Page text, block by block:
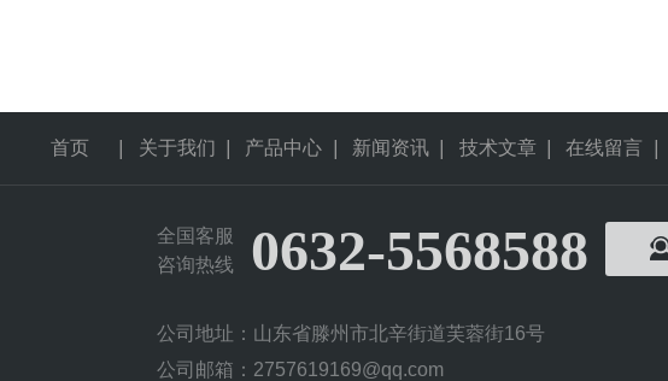
首页 关于我们 产品中心 新闻资讯 技术文章 在线留言
全国客服
咨询热线
0632-5568588
公司地址：山东省滕州市北辛街道芙蓉街16号
公司邮箱：2757619169@qq.com